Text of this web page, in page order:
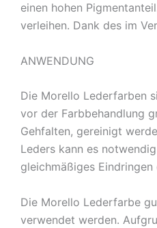
einen hohen
verleihen. Dank des im
ANWENDUNG
Die Morello Lederfarben
vor der Farbbehandlung
Gehfalten, gereinigt
Leders kann es
gleichmäßiges
Die Morello Lederfarbe
verwendet werden.